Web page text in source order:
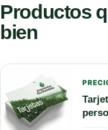
Productos
bien